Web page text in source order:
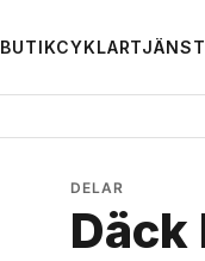
BUTIKCYKLAR
DELAR
Däck